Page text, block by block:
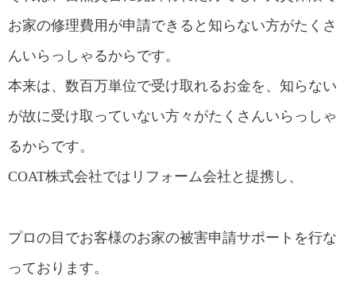
お家の修理費用が申請できると知らない方がたくさ
んいらっしゃるからです。
本来は、数百万単位で受け取れるお金を、知らない
が故に受け取っていない方々がたくさんいらっしゃ
るからです。
COAT株式会社ではリフォーム会社と提携し、
プロの目でお客様のお家の被害申請サポートを行な
っております。